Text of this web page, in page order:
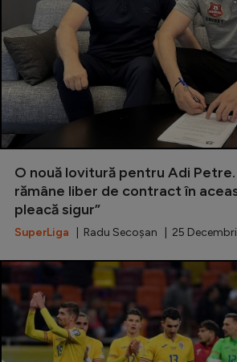
O nouă lovitură pentru Adi
rămâne liber de contract în
pleacă sigur”
SuperLiga | Radu Secoșan | 25